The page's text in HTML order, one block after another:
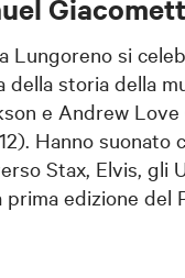
Lungoreno si
della storia della
e Andrew Love
Hanno suonato
Stax, Elvis, gli
edizione del